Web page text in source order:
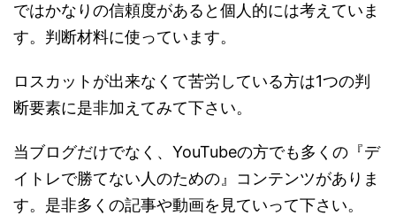
ではかなりの信頼度があると個人的には考えていま
す。判断材料に使っています。
ロスカットが出来なくて苦労している方は1つの判
断要素に是非加えてみて下さい。
当ブログだけでなく、YouTubeの方でも多くの『デ
イトレで勝てない人のための』コンテンツがありま
す。是非多くの記事や動画を見ていって下さい。